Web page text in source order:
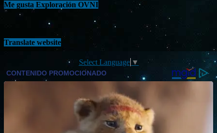
Me gusta Exploración OVNI
Translate website
Select Language ▼